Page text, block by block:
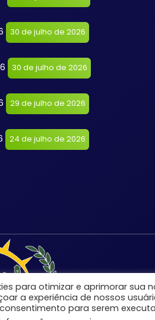
30 de julho de 2026
30 de julho de 2026
29 de julho de 2026
24 de julho de 2026
para otimizar e aprimorar
a experiência de nossos
para serem